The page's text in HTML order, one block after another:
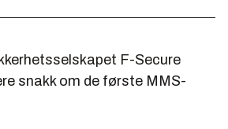
F-Secure
snakk om de første MMS-